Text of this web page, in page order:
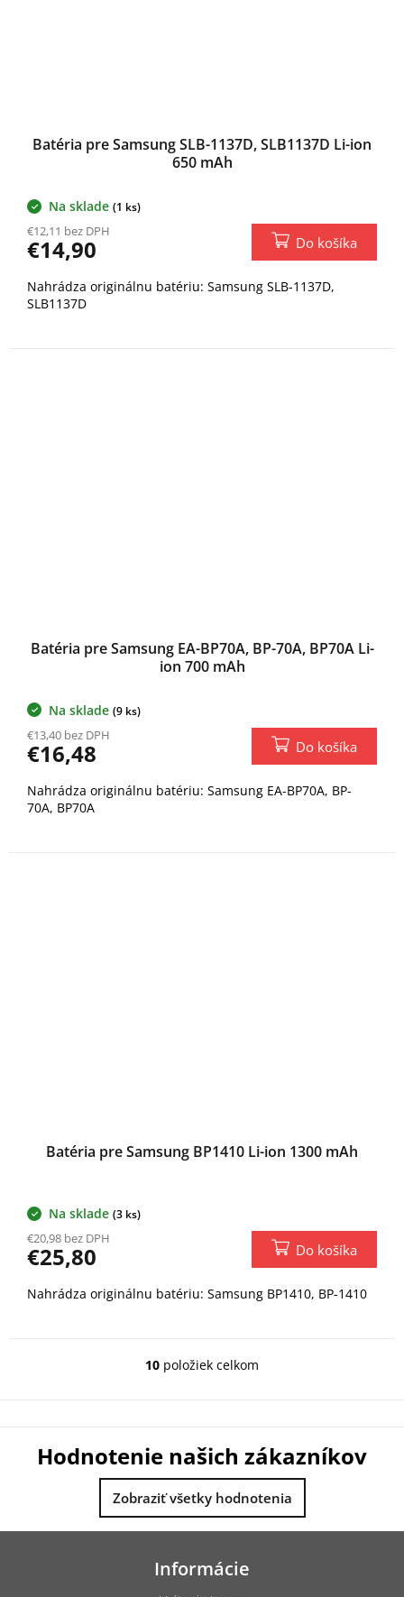
Batéria pre Samsung SLB-1137D, SLB1137D Li-ion
650 mAh
Na sklade (1 ks)
€12,11 bez DPH
€14,90 Do košíka
Nahrádza originálnu batériu: Samsung SLB-1137D,
SLB1137D
Batéria pre Samsung EA-BP70A, BP-70A, BP70A Li-
ion 700 mAh
Na sklade (9 ks)
€13,40 bez DPH
€16,48 Do košíka
Nahrádza originálnu batériu: Samsung EA-BP70A, BP-
70A, BP70A
Batéria pre Samsung BP1410 Li-ion 1300 mAh
Na sklade (3 ks)
€20,98 bez DPH
€25,80 Do košíka
Nahrádza originálnu batériu: Samsung BP1410, BP-1410
O
a
c
i
e
p
v
k
10 položiek celkom
Hodnotenie našich zákazníkov
Zobraziť všetky hodnotenia
Informácie